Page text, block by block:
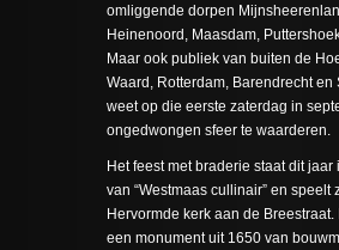
omliggende dorpen
Heinenoord, Maasdam,
Maar ook publiek van buiten de
Waard, Rotterdam, Barendrecht en
weet op die eerste zaterdag in
ongedwongen sfeer te waarderen.
Het feest met braderie staat dit jaar
van “Westmaas cullinair” en speelt
Hervormde kerk aan de Breestraat.
een monument uit 1650 van